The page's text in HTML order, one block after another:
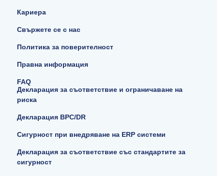
Кариера
Свържете се с нас
Политика за поверителност
Правна информация
FAQ
Декларация за съответствие и ограничаване на
риска
Декларация BPC/DR
Сигурност при внедряване на ERP системи
Декларация за съответствие със стандартите за
сигурност